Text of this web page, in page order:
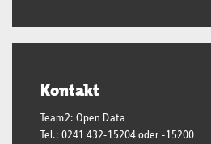
Kontakt
Team2: Open Data
Tel.: 0241 432-15204 oder -15200